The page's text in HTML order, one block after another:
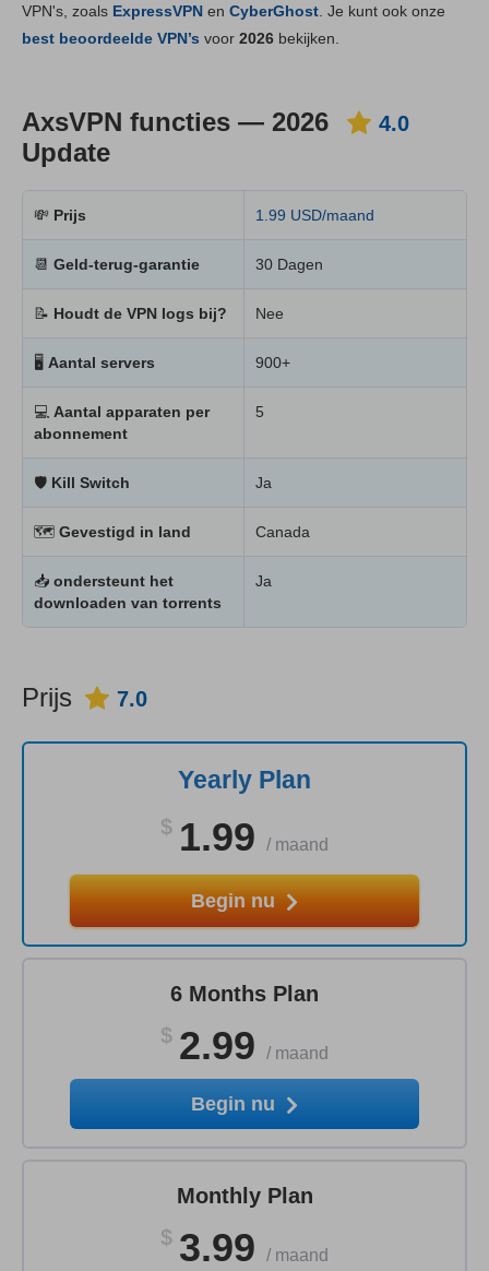
Betrouwbaarheid & Ondersteuning 5.4
VPN's, zoals ExpressVPN en CyberGhost . Je kunt ook onze
best beoordeelde VPN’s voor 2026 bekijken.
AxsVPN functies — 2026
Update
4.0
💸 Prijs 1.99 USD/maand
📆 Geld-terug-garantie 30 Dagen
📝 Houdt de VPN logs bij? Nee
🖥 Aantal servers 900+
💻 Aantal apparaten per
abonnement
5
🛡 Kill Switch Ja
🗺 Gevestigd in land Canada
📥 ondersteunt het
downloaden van torrents
Ja
Prijs 7.0
Yearly Plan
$ 1.99 / maand
Begin nu
6 Months Plan
$ 2.99 / maand
Begin nu
Monthly Plan
$ 3.99 / maand